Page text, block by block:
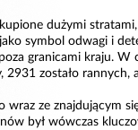
dużymi
symbol odwagi i
granicami kraju. W
2931 zostało rannych,
wraz ze znajdującym
był wówczas